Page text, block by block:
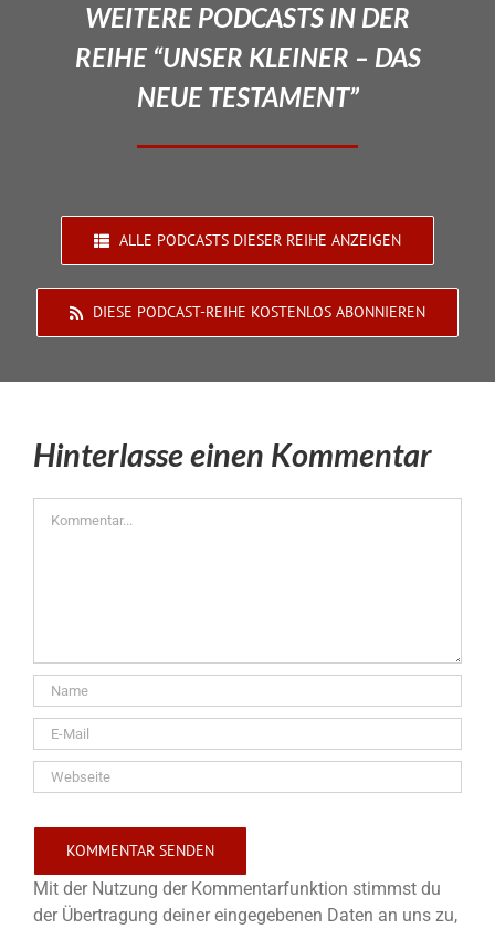
WEITERE PODCASTS IN DER
REIHE “UNSER KLEINER – DAS
NEUE TESTAMENT”
ALLE PODCASTS DIESER REIHE ANZEIGEN
DIESE PODCAST-REIHE KOSTENLOS ABONNIEREN
Hinterlasse einen Kommentar
Mit der Nutzung der Kommentarfunktion stimmst du
der Übertragung deiner eingegebenen Daten an uns zu,